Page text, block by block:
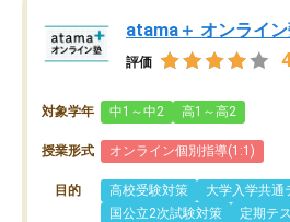
atama＋ オンライ
評価
対象学年 中1～中2 高1～高2
授業形式 オンライン個別指導(1:1)
目的 高校受験対策
大学入学共通
国公立2次試験対策
定期テ